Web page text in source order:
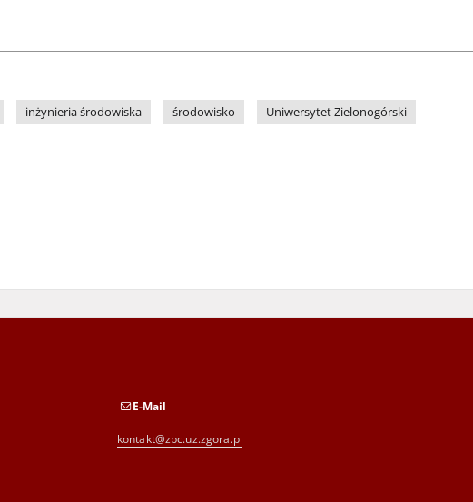
inżynieria środowiska środowisko Uniwersytet Zielonogórski
E-Mail
kontakt@zbc.uz.zgora.pl